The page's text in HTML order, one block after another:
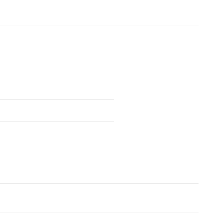
Sie die Lösung nach jedem
noch Schmutz auf den
aus. Befolgen Sie immer